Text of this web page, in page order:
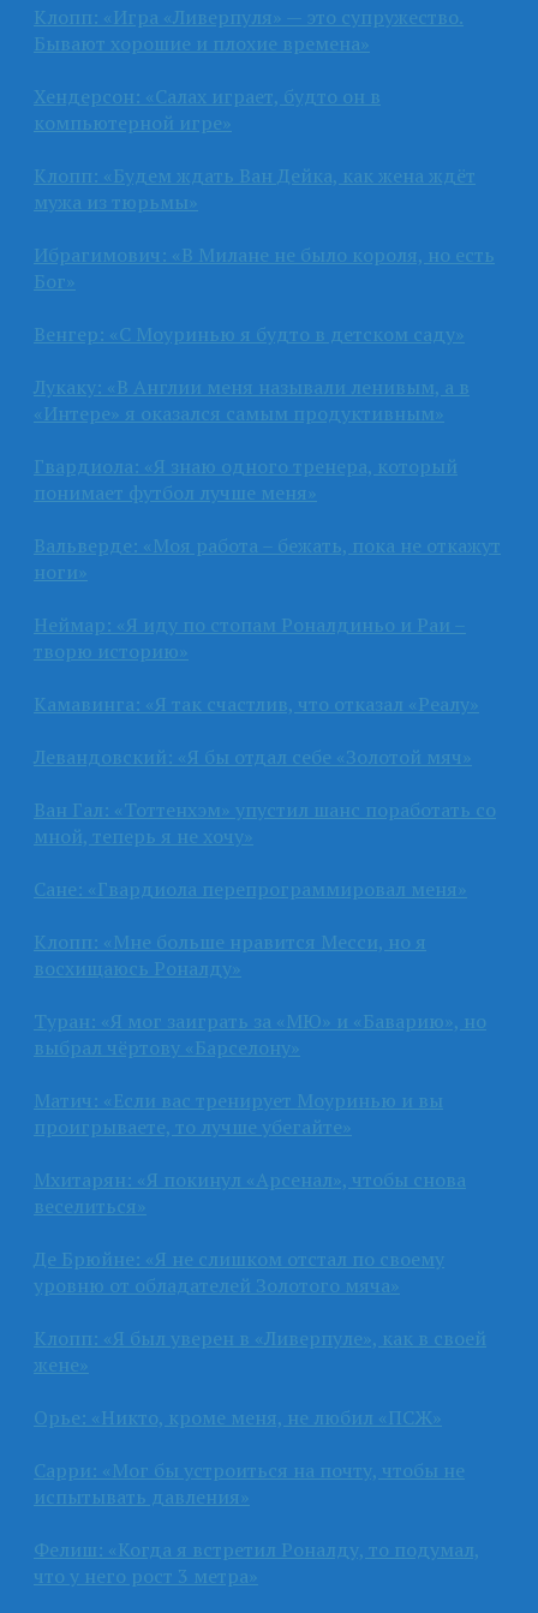
Клопп: «Игра «Ливерпуля» — это супружество.
Бывают хорошие и плохие времена»
Хендерсон: «Салах играет, будто он в
компьютерной игре»
Клопп: «Будем ждать Ван Дейка, как жена ждёт
мужа из тюрьмы»
Ибрагимович: «В Милане не было короля, но есть
Бог»
Венгер: «С Моуринью я будто в детском саду»
Лукаку: «В Англии меня называли ленивым, а в
«Интере» я оказался самым продуктивным»
Гвардиола: «Я знаю одного тренера, который
понимает футбол лучше меня»
Вальверде: «Моя работа – бежать, пока не откажут
ноги»
Неймар: «Я иду по стопам Роналдиньо и Раи –
творю историю»
Камавинга: «Я так счастлив, что отказал «Реалу»
Левандовский: «Я бы отдал себе «Золотой мяч»
Ван Гал: «Тоттенхэм» упустил шанс поработать со
мной, теперь я не хочу»
Сане: «Гвардиола перепрограммировал меня»
Клопп: «Мне больше нравится Месси, но я
восхищаюсь Роналду»
Туран: «Я мог заиграть за «МЮ» и «Баварию», но
выбрал чёртову «Барселону»
Матич: «Если вас тренирует Моуринью и вы
проигрываете, то лучше убегайте»
Мхитарян: «Я покинул «Арсенал», чтобы снова
веселиться»
Де Брюйне: «Я не слишком отстал по своему
уровню от обладателей Золотого мяча»
Клопп: «Я был уверен в «Ливерпуле», как в своей
жене»
Орье: «Никто, кроме меня, не любил «ПСЖ»
Сарри: «Мог бы устроиться на почту, чтобы не
испытывать давления»
Фелиш: «Когда я встретил Роналду, то подумал,
что у него рост 3 метра»